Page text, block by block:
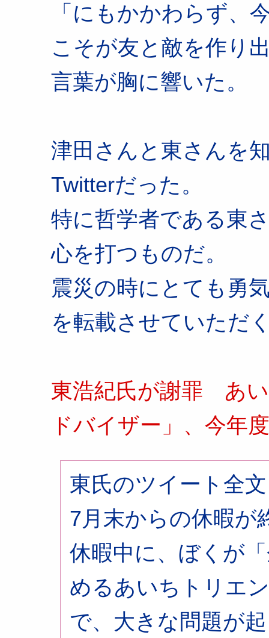
「にもかかわらず、
こそが友と敵を作り
言葉が胸に響いた。
津田さんと東さんを
Twitterだった。
特に哲学者である東
心を打つものだ。
震災の時にとても勇
を転載させていただ
東浩紀氏が謝罪 あ
ドバイザー」、今年
東氏のツイート全文
7月末からの休暇が
休暇中に、ぼくが
めるあいちトリエ
で、大きな問題が